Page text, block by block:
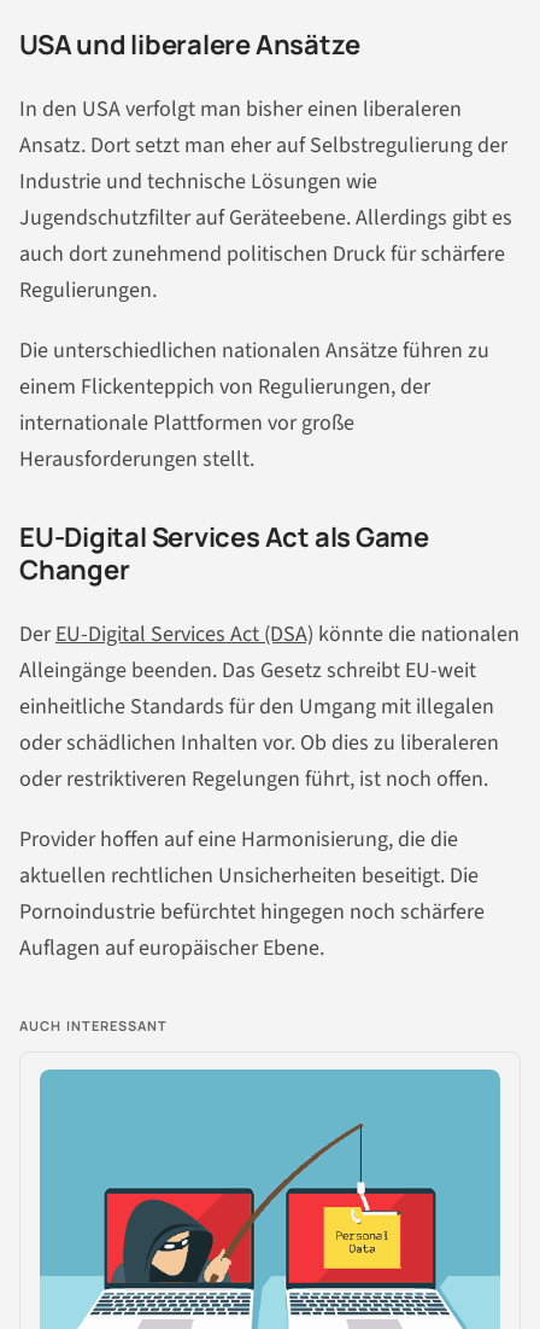
USA und liberalere Ansätze
In den USA verfolgt man bisher einen liberaleren
Ansatz. Dort setzt man eher auf Selbstregulierung der
Industrie und technische Lösungen wie
Jugendschutzfilter auf Geräteebene. Allerdings gibt es
auch dort zunehmend politischen Druck für schärfere
Regulierungen.
Die unterschiedlichen nationalen Ansätze führen zu
einem Flickenteppich von Regulierungen, der
internationale Plattformen vor große
Herausforderungen stellt.
EU-Digital Services Act als Game
Changer
DerEU-Digital Services Act (DSA) könnte die nationalen
Alleingänge beenden. Das Gesetz schreibt EU-weit
einheitliche Standards für den Umgang mit illegalen
oder schädlichen Inhalten vor. Ob dies zu liberaleren
oder restriktiveren Regelungen führt, ist noch offen.
Provider hoffen auf eine Harmonisierung, die die
aktuellen rechtlichen Unsicherheiten beseitigt. Die
Pornoindustrie befürchtet hingegen noch schärfere
Auflagen auf europäischer Ebene.
AUCH INTERESSANT